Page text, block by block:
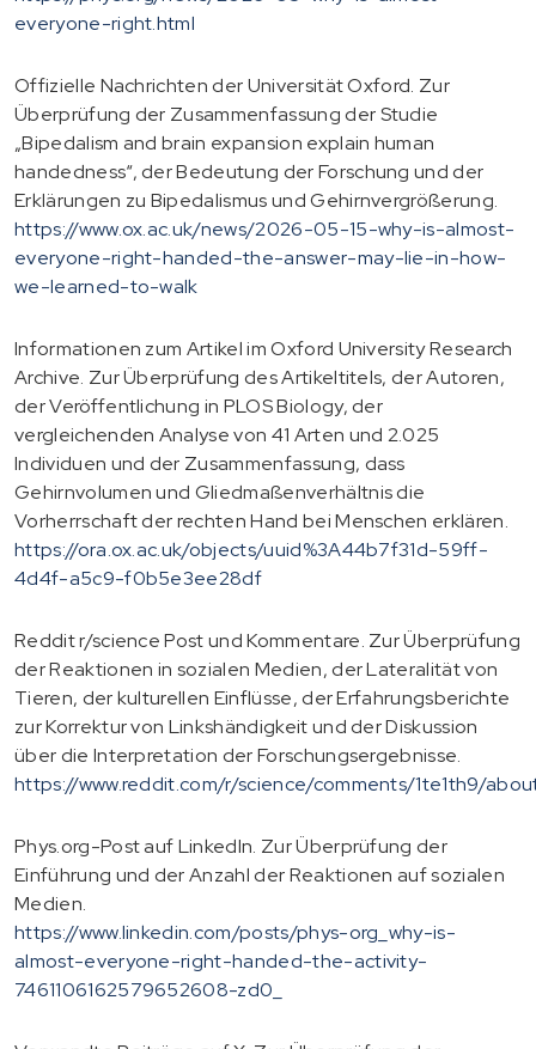
everyone-right.html
Offizielle Nachrichten der Universität Oxford. Zur
Überprüfung der Zusammenfassung der Studie
„Bipedalism and brain expansion explain human
handedness“, der Bedeutung der Forschung und der
Erklärungen zu Bipedalismus und Gehirnvergrößerung.
https://www.ox.ac.uk/news/2026-05-15-why-is-almost-
everyone-right-handed-the-answer-may-lie-in-how-
we-learned-to-walk
Informationen zum Artikel im Oxford University Research
Archive. Zur Überprüfung des Artikeltitels, der Autoren,
der Veröffentlichung in PLOS Biology, der
vergleichenden Analyse von 41 Arten und 2.025
Individuen und der Zusammenfassung, dass
Gehirnvolumen und Gliedmaßenverhältnis die
Vorherrschaft der rechten Hand bei Menschen erklären.
https://ora.ox.ac.uk/objects/uuid%3A44b7f31d-59ff-
4d4f-a5c9-f0b5e3ee28df
Reddit r/science Post und Kommentare. Zur Überprüfung
der Reaktionen in sozialen Medien, der Lateralität von
Tieren, der kulturellen Einflüsse, der Erfahrungsberichte
zur Korrektur von Linkshändigkeit und der Diskussion
über die Interpretation der Forschungsergebnisse.
https://www.reddit.com/r/science/comments/1te1th9/
Phys.org-Post auf LinkedIn. Zur Überprüfung der
Einführung und der Anzahl der Reaktionen auf sozialen
Medien.
https://www.linkedin.com/posts/phys-org_why-is-
almost-everyone-right-handed-the-activity-
7461106162579652608-zd0_